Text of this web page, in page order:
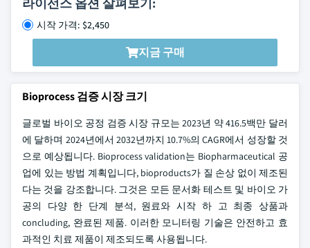
시작 가격: $2,450
지금 구매
Bioprocess 검증 시장 크기
글로벌 바이오 공정 검증 시장 규모는 2023년 약 416.5백만 달러
에 달하며 2024년에서 2032년까지 10.7%의 CAGR에서 성장할 것
으로 예상됩니다. Bioprocess validation는 Biopharmaceutical 공
업에 있는 방법 계획입니다, bioproducts가 질 손상 없이 제조된
다는 것을 강조합니다. 그것은 모든 문서화 테스트 및 바이오 가
공의 다양 한 단계 분석, 원료와 시작 하 고 최종 상품과
concluding, 완료된 제품. 이러한 모니터링 기술은 안전하고 효
과적인 치료 제품이 제조되도록 사용됩니다.